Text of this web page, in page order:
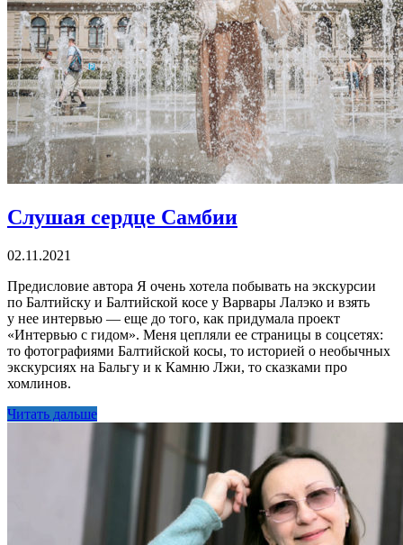
Слушая сердце Самбии
02.11.2021
Предисловие автора Я очень хотела побывать на экскурсии
по Балтийску и Балтийской косе у Варвары Лалэко и взять
у нее интервью — еще до того, как придумала проект
«Интервью с гидом». Меня цепляли ее страницы в соцсетях:
то фотографиями Балтийской косы, то историей о необычных
экскурсиях на Бальгу и к Камню Лжи, то сказками про
хомлинов.
Читать дальше